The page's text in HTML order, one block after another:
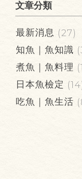
文章分類
最新消息 (27)
知魚｜魚知識
煮魚｜魚料理
日本魚檢定
吃魚｜魚生活